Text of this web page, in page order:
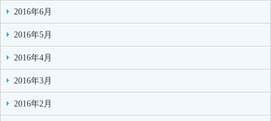
2016年6月
2016年5月
2016年4月
2016年3月
2016年2月